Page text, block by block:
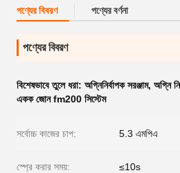
পণ্যের বিবরণ পণ্যের বর্ণনা
পণ্যের বিবরণ
বিশেষভাবে তুলে ধরা: অগ্নিনির্বাপক সরঞ্জাম, অগ্নি
একক জোন fm200 সিস্টেম
সর্বোচ্চ কাজের চাপ: 5.3 এমপিএ
স্প্রে করার সময়: ≤10s